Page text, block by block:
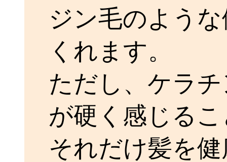
ジン毛のよう
くれます。
ただし、ケラ
が硬く感じる
それだけ髪を